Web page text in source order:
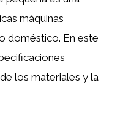
máquinas
doméstico. En este
los materiales y la